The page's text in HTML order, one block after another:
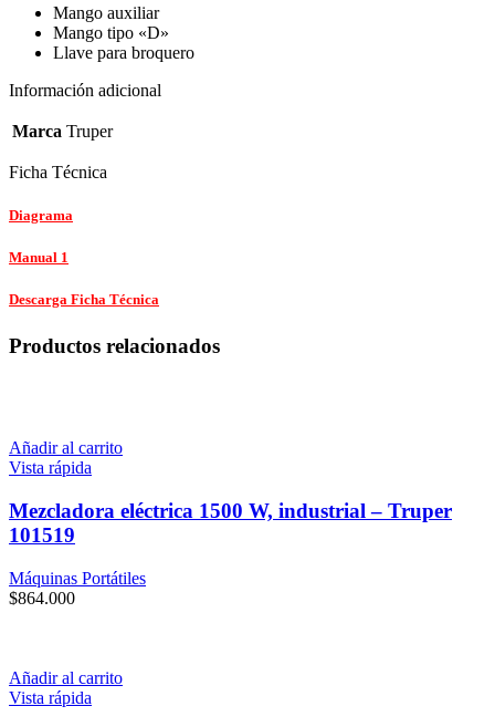
Mango auxiliar
Mango tipo «D»
Llave para broquero
Información adicional
Marca Truper
Ficha Técnica
Diagrama
Manual 1
Descarga Ficha Técnica
Productos relacionados
Añadir al carrito
Vista rápida
Mezcladora eléctrica 1500 W, industrial – Truper
101519
Máquinas Portátiles
$864.000
Añadir al carrito
Vista rápida